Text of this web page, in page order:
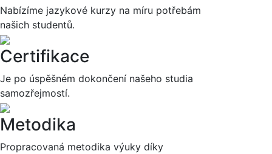
Nabízíme jazykové kurzy na míru potřebám
našich studentů.
Certifikace
Je po úspěšném dokončení našeho studia
samozřejmostí.
Metodika
Propracovaná metodika výuky díky